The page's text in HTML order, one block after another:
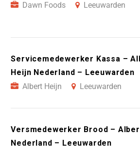
Dawn Foods
Leeuwarden
Servicemedewerker Kassa –
Heijn Nederland – Leeuwarden
Albert Heijn
Leeuwarden
Versmedewerker Brood –
Nederland – Leeuwarden